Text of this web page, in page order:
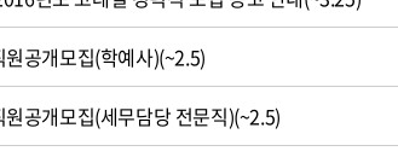
공개모집(학예사)(~2.5)
공개모집(세무담당 전문직)(~2.5)